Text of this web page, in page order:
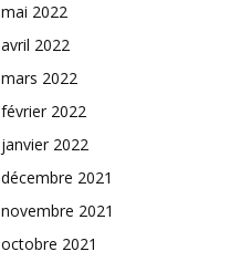
mai 2022
avril 2022
mars 2022
février 2022
janvier 2022
décembre 2021
novembre 2021
octobre 2021